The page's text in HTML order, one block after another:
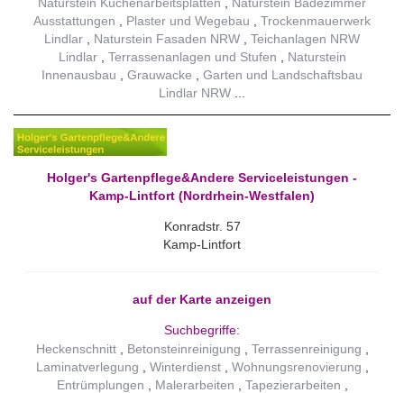
Ausstattungen
Plaster und Wegebau
Trockenmauerwerk
Lindlar
Naturstein Fasaden NRW
Teichanlagen NRW
Lindlar
Terrassenanlagen und Stufen
Naturstein
Innenausbau
Grauwacke
Garten und Landschaftsbau
Lindlar NRW
Holger's Gartenpflege&Andere Serviceleistungen -
Kamp-Lintfort (Nordrhein-Westfalen)
Konradstr. 57
Kamp-Lintfort
auf der Karte anzeigen
Suchbegriffe:
Heckenschnitt
Betonsteinreinigung
Terrassenreinigung
Laminatverlegung
Winterdienst
Wohnungsrenovierung
Entrümplungen
Malerarbeiten
Tapezierarbeiten